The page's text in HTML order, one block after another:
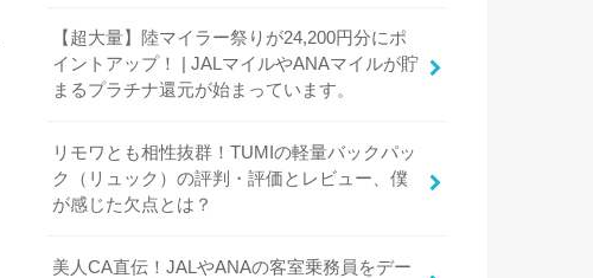
【超大量】陸マイラー祭りが24,200円分にポ
イントアップ！ | JALマイルやANAマイルが貯
まるプラチナ還元が始まっています。
リモワとも相性抜群！TUMIの軽量バックパッ
ク（リュック）の評判・評価とレビュー、僕
が感じた欠点とは？
美人CA直伝！JALやANAの客室乗務員をデー